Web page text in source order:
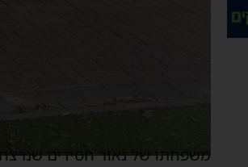
משפחתו של נאור חסידים שנרצח